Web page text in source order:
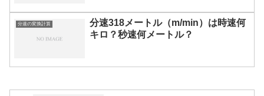
分速の変換計算
分速318メートル（m/min）は時速何
キロ？秒速何メートル？